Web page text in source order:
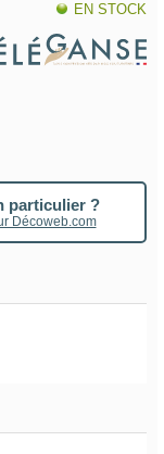
EN STOCK
particulier ?
Décoweb.com